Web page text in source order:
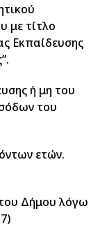
με τίτλο
Εκπαίδευσης
ή μη του
του
ετών.
Δήμου λόγω